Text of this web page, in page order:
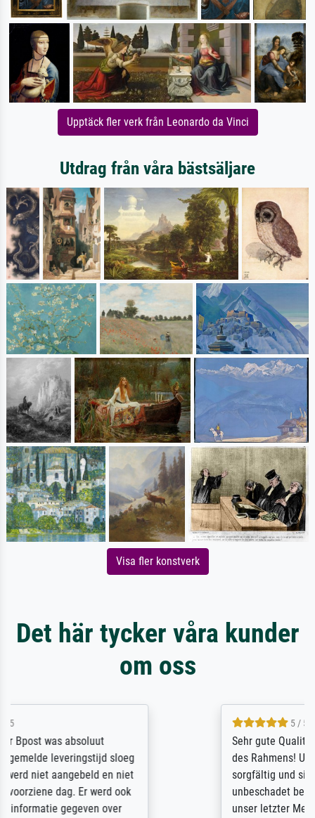
Upptäck fler verk från Leonardo da Vinci
Utdrag från våra bästsäljare
Visa fler konstverk
Det här tycker våra kunder
om oss
Sehr gute Qualität des Leinwanddrucks und
des Rahmens! Unser Bild wurde sehr
sorgfältig und sicher verpackt, so dass es
unbeschadet bei uns ankam. Es wird nicht
unser letzter Meisterdruck sein. Vielen